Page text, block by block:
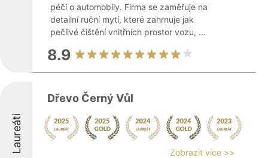
péči o automobily. Firma se zaměřuje na
detailní ruční mytí, které zahrnuje jak
pečlivé čištění vnitřních prostor vozu, ...
8.9
Laureáti
Dřevo Černý Vůl
Zobrazit více >>